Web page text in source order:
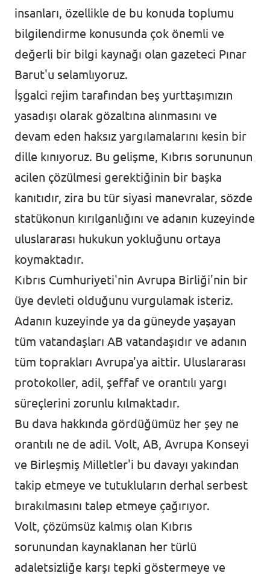
insanları, özellikle de bu konuda toplumu
bilgilendirme konusunda çok önemli ve
değerli bir bilgi kaynağı olan gazeteci Pınar
Barut'u selamlıyoruz.
İşgalci rejim tarafından beş yurttaşımızın
yasadışı olarak gözaltına alınmasını ve
devam eden haksız yargılamalarını kesin bir
dille kınıyoruz. Bu gelişme, Kıbrıs sorununun
acilen çözülmesi gerektiğinin bir başka
kanıtıdır, zira bu tür siyasi manevralar, sözde
statükonun kırılganlığını ve adanın kuzeyinde
uluslararası hukukun yokluğunu ortaya
koymaktadır.
Kıbrıs Cumhuriyeti'nin Avrupa Birliği'nin bir
üye devleti olduğunu vurgulamak isteriz.
Adanın kuzeyinde ya da güneyde yaşayan
tüm vatandaşları AB vatandaşıdır ve adanın
tüm toprakları Avrupa'ya aittir. Uluslararası
protokoller, adil, şeffaf ve orantılı yargı
süreçlerini zorunlu kılmaktadır.
Bu dava hakkında gördüğümüz her şey ne
orantılı ne de adil. Volt, AB, Avrupa Konseyi
ve Birleşmiş Milletler'i bu davayı yakından
takip etmeye ve tutukluların derhal serbest
bırakılmasını talep etmeye çağırıyor.
Volt, çözümsüz kalmış olan Kıbrıs
sorunundan kaynaklanan her türlü
adaletsizliğe karşı tepki göstermeye ve